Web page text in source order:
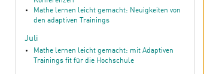
Mathe lernen leicht gemacht: Neuigkeiten von
den adaptiven Trainings
Juli
Mathe lernen leicht gemacht: mit Adaptiven
Trainings fit für die Hochschule